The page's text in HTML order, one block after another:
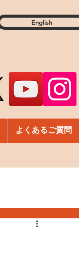
English
よくあるご質問